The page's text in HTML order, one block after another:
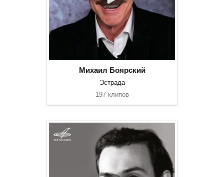
Михаил Боярский
Эстрада
197 клипов